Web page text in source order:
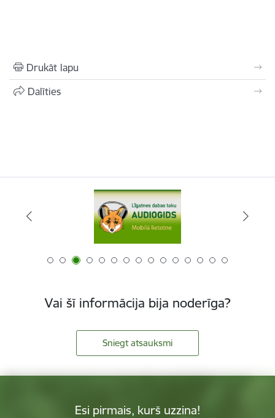
Drukāt lapu
Dalīties
Vai šī informācija bija noderīga?
Sniegt atsauksmi
Esi pirmais, kurš uzzina!